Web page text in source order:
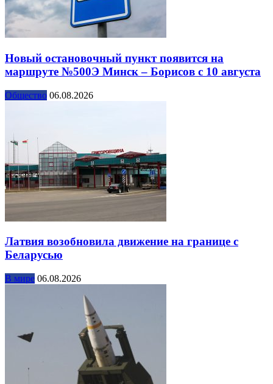
Новый остановочный пункт появится на
маршруте №500Э Минск – Борисов с 10 августа
Общество 06.08.2026
Латвия возобновила движение на границе с
Беларусью
В мире 06.08.2026